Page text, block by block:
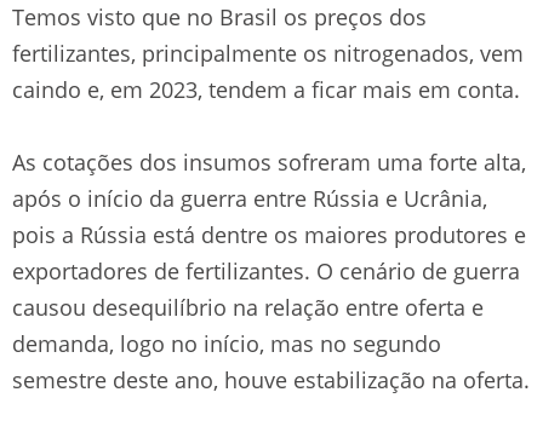
Temos visto que no Brasil os preços dos
fertilizantes, principalmente os nitrogenados, vem
caindo e, em 2023, tendem a ficar mais em conta.
As cotações dos insumos sofreram uma forte alta,
após o início da guerra entre Rússia e Ucrânia,
pois a Rússia está dentre os maiores produtores e
exportadores de fertilizantes. O cenário de guerra
causou desequilíbrio na relação entre oferta e
demanda, logo no início, mas no segundo
semestre deste ano, houve estabilização na oferta.